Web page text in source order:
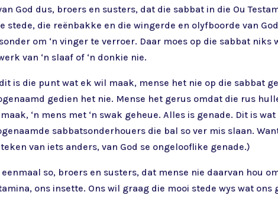
God dus, broers en susters, dat die sabbat in die Ou
stede, die reënbakke en die wingerde en olyfboorde van
om ‘n vinger te verroer. Daar moes op die sabbat niks
van ‘n slaaf of ‘n donkie nie.
is die punt wat ek wil maak, mense het nie op die sabbat
gedien het nie. Mense het gerus omdat die rus
‘n mens met ‘n swak geheue. Alles is genade. Dit is
sabbatsonderhouers die bal so ver mis slaan.
van iets anders, van God se ongelooflike genade.)
so, broers en susters, dat mense nie daarvan hou
ons insette. Ons wil graag die mooi stede wys wat